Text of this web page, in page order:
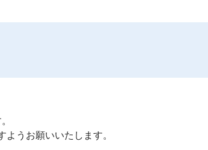
うお願いいたします。